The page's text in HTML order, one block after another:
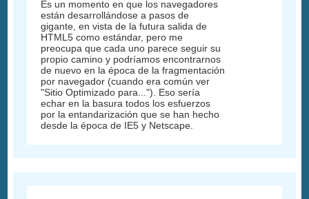
Es un momento en que los navegadores
están desarrollándose a pasos de
gigante, en vista de la futura salida de
HTML5 como estándar, pero me
preocupa que cada uno parece seguir su
propio camino y podríamos encontrarnos
de nuevo en la época de la fragmentación
por navegador (cuando era común ver
"Sitio Optimizado para..."). Eso sería
echar en la basura todos los esfuerzos
por la entandarización que se han hecho
desde la época de IE5 y Netscape.